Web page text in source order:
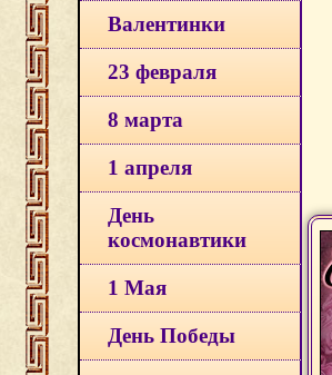
Валентинки
23 февраля
8 марта
1 апреля
День
космонавтики
1 Мая
День Победы